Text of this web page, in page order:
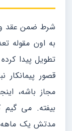
شرط ضمن عقد
به اون مقوله
تطویل پیدا
قصور پیمانکار
مجاز باشه،
بیفته. مى
مدتش یک ماهه